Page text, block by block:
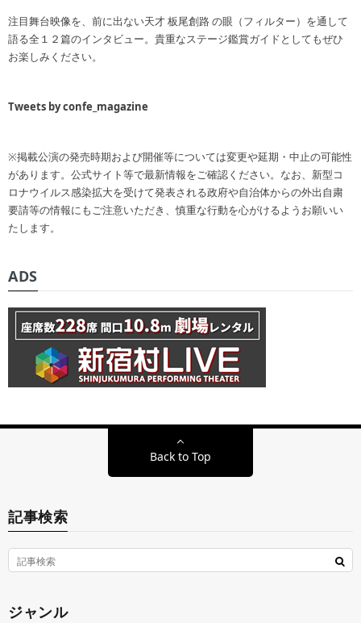
注目舞台映像を、前に出ない天才 板尾創路 の眼（フィルター）を通して
語る全１２篇のインタビュー。貴重なステージ鑑賞ガイドとしてもぜひ
お楽しみください。
Tweets by confe_magazine
※掲載公演の発売時期および開催等については変更や延期・中止の可能性
があります。公式サイト等で最新情報をご確認ください。なお、新型コ
ロナウイルス感染拡大を受けて発表される政府や自治体からの外出自粛
要請等の情報にもご注意いただき、慎重な行動を心がけるようお願いい
たします。
ADS
Back to Top
記事検索
ジャンル